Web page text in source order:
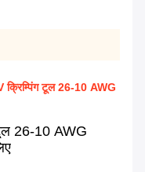
टूल 26-10 AWG
26-10 AWG